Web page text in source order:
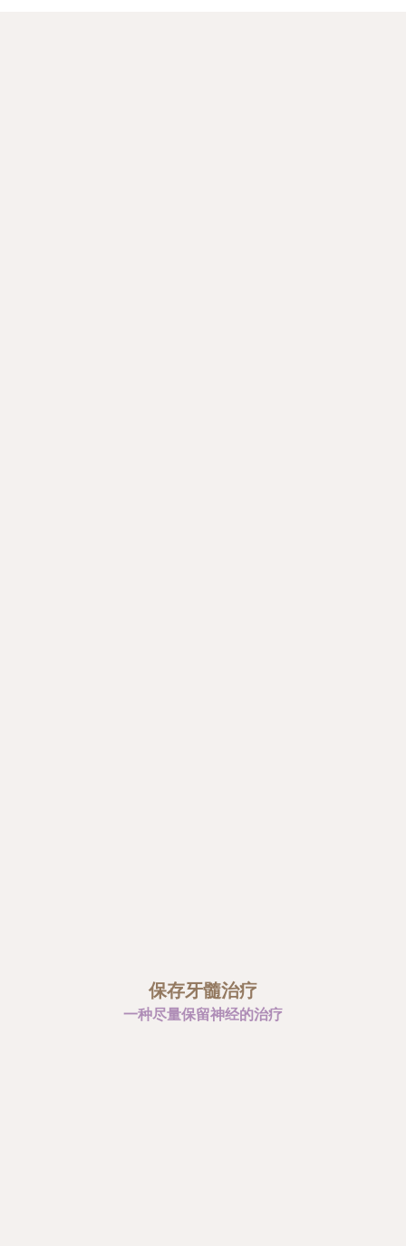
保存牙髓治疗
一种尽量保留神经的治疗